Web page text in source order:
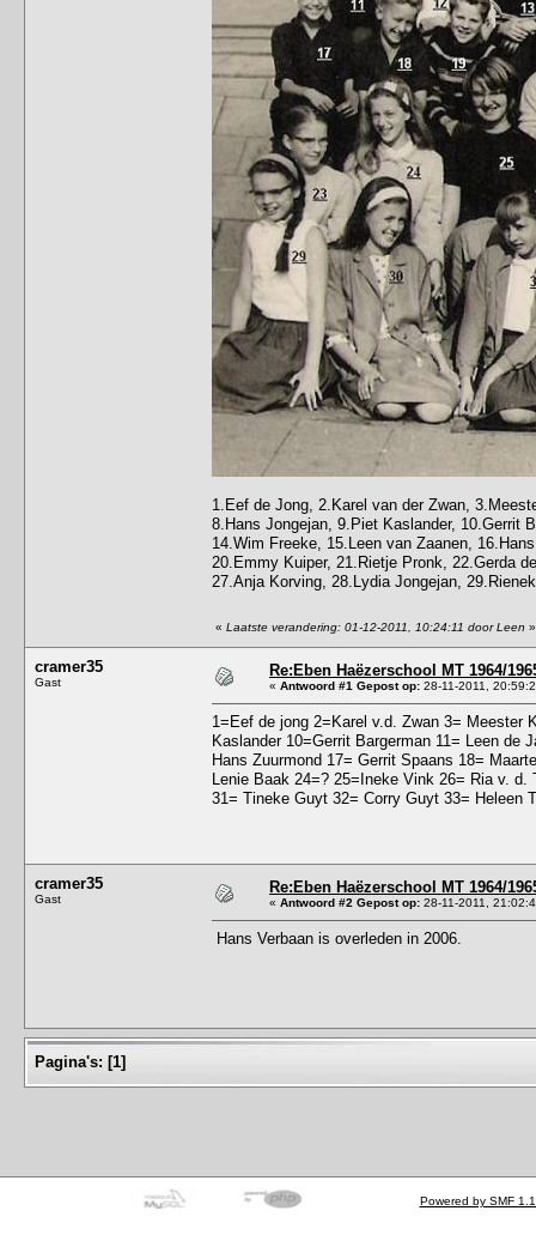
1.Eef de Jong, 2.Karel van der Zwan,
8.Hans Jongejan, 9.Piet Kaslander, 10.Gerrit
14.Wim Freeke, 15.Leen van Zaanen,
20.Emmy Kuiper, 21.Rietje Pronk, 22.Gerda
27.Anja Korving, 28.Lydia Jongejan,
« Laatste verandering: 01-12-2011, 10:24:11 door Leen »
cramer35
Gast
Re:Eben Haëzerschool MT 1964/
« Antwoord #1 Gepost op: 28-11-2011,
1=Eef de jong 2=Karel v.d. Zwan 3= Meester
Kaslander 10=Gerrit Bargerman 11= Leen de
Hans Zuurmond 17= Gerrit Spaans 18=
Lenie Baak 24=? 25=Ineke Vink 26= Ria v.
31= Tineke Guyt 32= Corry Guyt 33= Heleen
cramer35
Gast
Re:Eben Haëzerschool MT 1964/
« Antwoord #2 Gepost op: 28-11-2011,
Hans Verbaan is overleden in 2006.
Pagina's: [1]
Powered by SMF